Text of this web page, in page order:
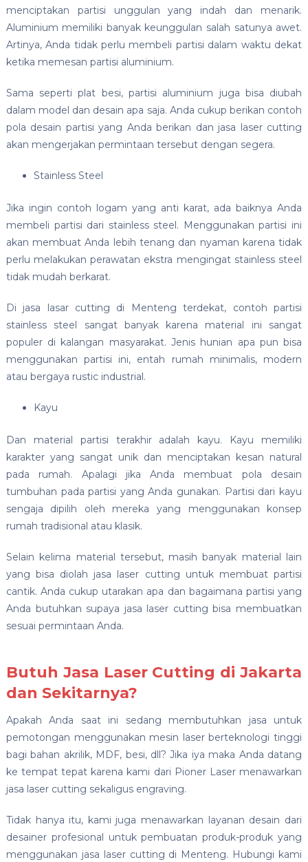
menciptakan partisi unggulan yang indah dan menarik.
Aluminium memiliki banyak keunggulan salah satunya awet.
Artinya, Anda tidak perlu membeli partisi dalam waktu dekat
ketika memesan partisi aluminium.
Sama seperti plat besi, partisi aluminium juga bisa diubah
dalam model dan desain apa saja. Anda cukup berikan contoh
pola desain partisi yang Anda berikan dan jasa laser cutting
akan mengerjakan permintaan tersebut dengan segera.
Stainless Steel
Jika ingin contoh logam yang anti karat, ada baiknya Anda
membeli partisi dari stainless steel. Menggunakan partisi ini
akan membuat Anda lebih tenang dan nyaman karena tidak
perlu melakukan perawatan ekstra mengingat stainless steel
tidak mudah berkarat.
Di jasa lasar cutting di Menteng terdekat, contoh partisi
stainless steel sangat banyak karena material ini sangat
populer di kalangan masyarakat. Jenis hunian apa pun bisa
menggunakan partisi ini, entah rumah minimalis, modern
atau bergaya rustic industrial.
Kayu
Dan material partisi terakhir adalah kayu. Kayu memiliki
karakter yang sangat unik dan menciptakan kesan natural
pada rumah. Apalagi jika Anda membuat pola desain
tumbuhan pada partisi yang Anda gunakan. Partisi dari kayu
sengaja dipilih oleh mereka yang menggunakan konsep
rumah tradisional atau klasik.
Selain kelima material tersebut, masih banyak material lain
yang bisa diolah jasa laser cutting untuk membuat partisi
cantik. Anda cukup utarakan apa dan bagaimana partisi yang
Anda butuhkan supaya jasa laser cutting bisa membuatkan
sesuai permintaan Anda.
Butuh Jasa Laser Cutting di Jakarta
dan Sekitarnya?
Apakah Anda saat ini sedang membutuhkan jasa untuk
pemotongan menggunakan mesin laser berteknologi tinggi
bagi bahan akrilik, MDF, besi, dll? Jika iya maka Anda datang
ke tempat tepat karena kami dari Pioner Laser menawarkan
jasa laser cutting sekaligus engraving.
Tidak hanya itu, kami juga menawarkan layanan desain dari
desainer profesional untuk pembuatan produk-produk yang
menggunakan jasa laser cutting di Menteng. Hubungi kami